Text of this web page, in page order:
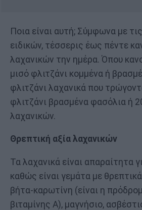
Ποια είναι αυτή; Σύμφωνα με
ειδικών, τέσσερις έως πέντε
λαχανικών την ημέρα. Όπου
μισό φλιτζάνι κομμένα ή
φλιτζάνι λαχανικά που
φλιτζάνι βρασμένα φασόλια ή
λαχανικών.
Θρεπτική αξία λαχανικών
Τα λαχανικά είναι απαραίτητα
καθώς είναι γεμάτα με
βήτα-καρωτίνη (είναι η
βιταμίνης Α), μαγνήσιο,